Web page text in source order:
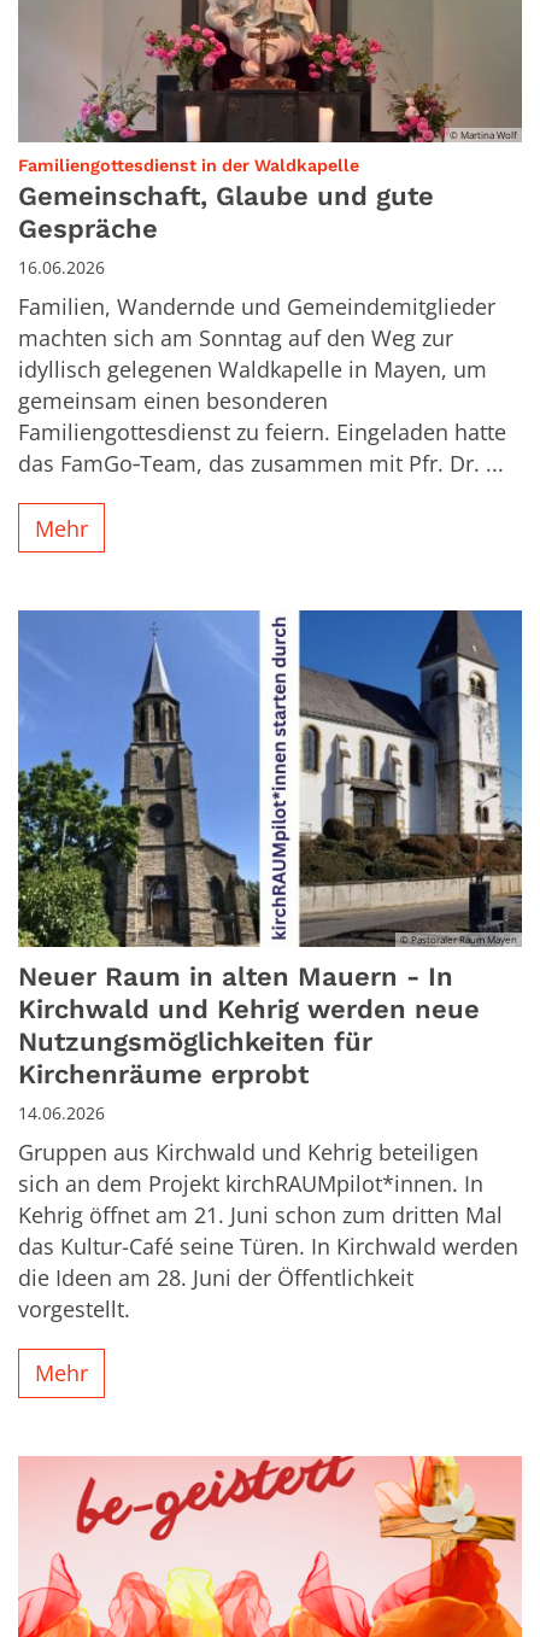
© Martina Wolf
Familiengottesdienst in der Waldkapelle:
Gemeinschaft, Glaube und gute
Gespräche
16.06.2026
Familien, Wandernde und Gemeindemitglieder
machten sich am Sonntag auf den Weg zur
idyllisch gelegenen Waldkapelle in Mayen, um
gemeinsam einen besonderen
Familiengottesdienst zu feiern. Eingeladen hatte
das FamGo‑Team, das zusammen mit Pfr. Dr. ...
Mehr
© Pastoraler Raum Mayen
Neuer Raum in alten Mauern - In
Kirchwald und Kehrig werden neue
Nutzungsmöglichkeiten für
Kirchenräume erprobt
14.06.2026
Gruppen aus Kirchwald und Kehrig beteiligen
sich an dem Projekt kirchRAUMpilot*innen. In
Kehrig öffnet am 21. Juni schon zum dritten Mal
das Kultur-Café seine Türen. In Kirchwald werden
die Ideen am 28. Juni der Öffentlichkeit
vorgestellt.
Mehr